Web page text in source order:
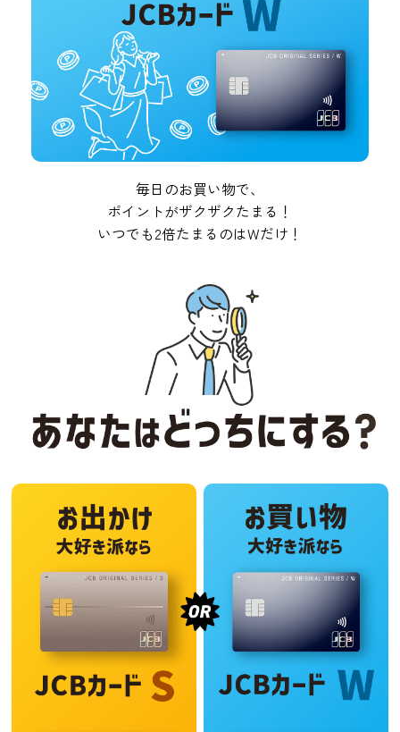
毎日のお買い物で、
ポイントがザクザクたまる！
いつでも2倍たまるのはWだけ！